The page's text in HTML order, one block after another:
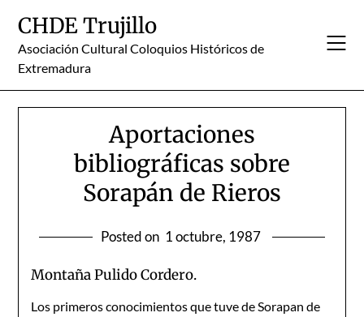
content
CHDE Trujillo
Asociación Cultural Coloquios Históricos de
Extremadura
Aportaciones
bibliográficas sobre
Sorapán de Rieros
Posted on 1 octubre, 1987
Montaña Pulido Cordero.
Los primeros conocimientos que tuve de Sorapan de